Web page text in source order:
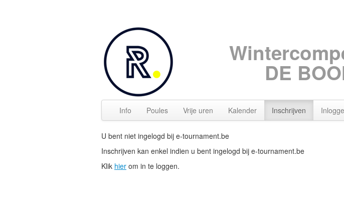
DE
Info Poules Vrije uren Kalender Inschrijven
U bent niet ingelogd bij e-tournament.be
Inschrijven kan enkel indien u bent ingelogd bij e-tournament.be
Klik hier om in te loggen.